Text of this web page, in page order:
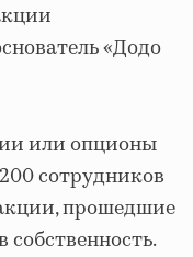
«Додо
или опционы
сотрудников
прошедшие
собственность.